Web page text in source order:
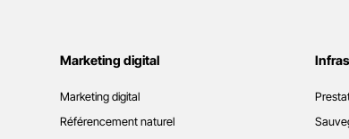
Marketing digital
Marketing digital
Référencement naturel